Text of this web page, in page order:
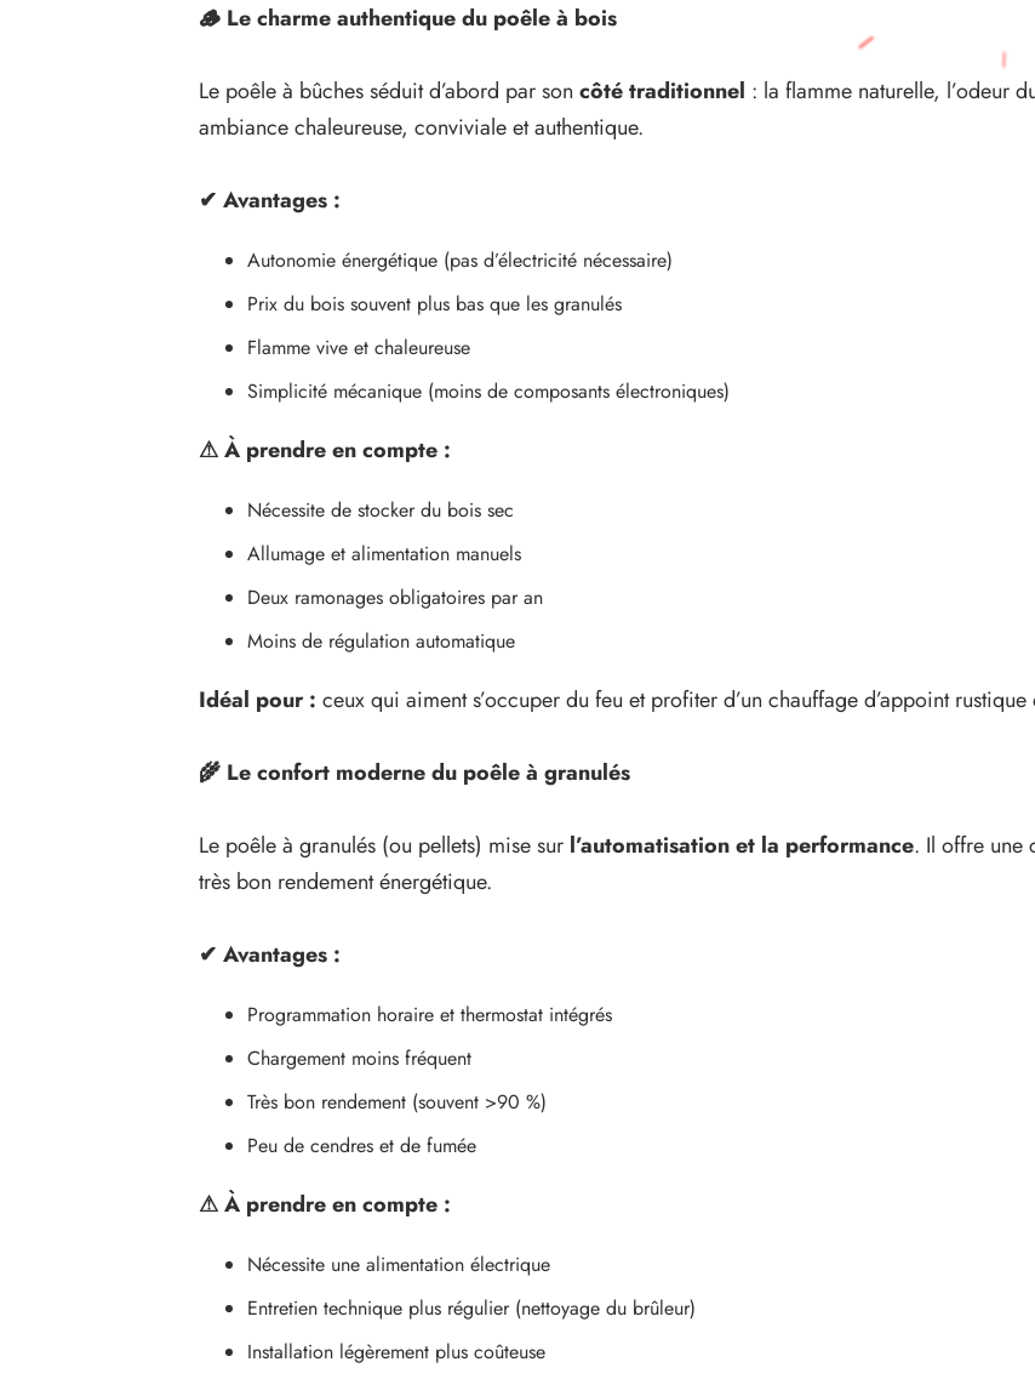
🪵Le charme authentique du poêle à bois
Le poêle à bûches séduit d’abord par son côté traditionnel : la flamme naturelle, l’odeur
ambiance chaleureuse, conviviale et authentique.
✔ Avantages :
Autonomie énergétique (pas d’électricité nécessaire)
Prix du bois souvent plus bas que les granulés
Flamme vive et chaleureuse
Simplicité mécanique (moins de composants électroniques)
⚠À prendre en compte :
Nécessite de stocker du bois sec
Allumage et alimentation manuels
Deux ramonages obligatoires par an
Moins de régulation automatique
Idéal pour : ceux qui aiment s’occuper du feu et profiter d’un chauffage d’appoint
🌾Le confort moderne du poêle à granulés
Le poêle à granulés (ou pellets) mise sur l’automatisation et la performance. Il offre une
très bon rendement énergétique.
✔ Avantages :
Programmation horaire et thermostat intégrés
Chargement moins fréquent
Très bon rendement (souvent >90 %)
Peu de cendres et de fumée
⚠À prendre en compte :
Nécessite une alimentation électrique
Entretien technique plus régulier (nettoyage du brûleur)
Installation légèrement plus coûteuse